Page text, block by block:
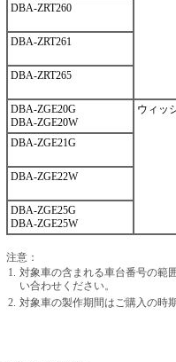
DBA-ZRT260
DBA-ZRT261
DBA-ZRT265
DBA-ZGE20G
DBA-ZGE20W
ウィッ
DBA-ZGE21G
DBA-ZGE22W
DBA-ZGE25G
DBA-ZGE25W
注意：
1. 対象車の含まれる車台番号の範
い合わせください。
2. 対象車の製作期間はご購入の時